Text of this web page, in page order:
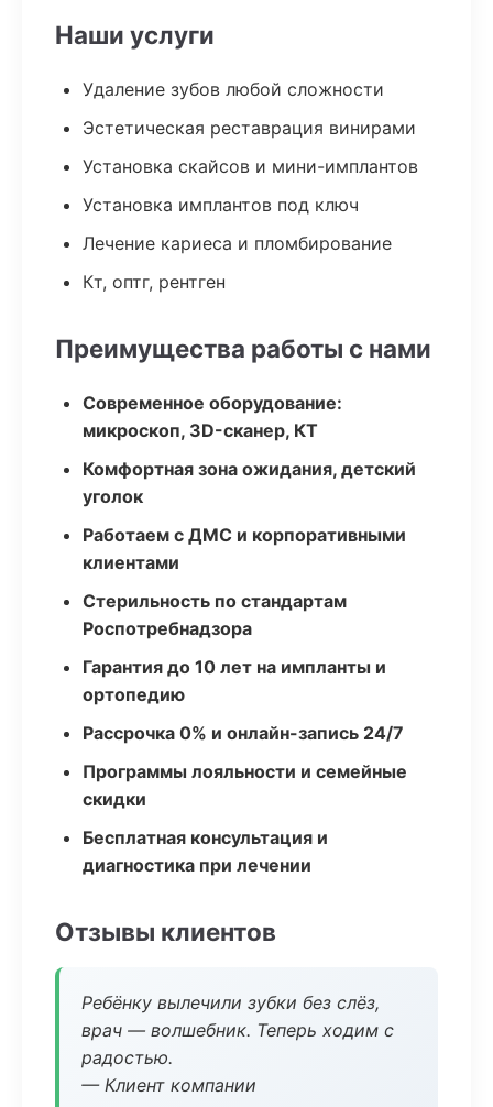
Наши услуги
Удаление зубов любой сложности
Эстетическая реставрация винирами
Установка скайсов и мини-имплантов
Установка имплантов под ключ
Лечение кариеса и пломбирование
Кт, оптг, рентген
Преимущества работы с нами
Современное оборудование:
микроскоп, 3D-сканер, КТ
Комфортная зона ожидания, детский
уголок
Работаем с ДМС и корпоративными
клиентами
Стерильность по стандартам
Роспотребнадзора
Гарантия до 10 лет на импланты и
ортопедию
Рассрочка 0% и онлайн-запись 24/7
Программы лояльности и семейные
скидки
Бесплатная консультация и
диагностика при лечении
Отзывы клиентов
Ребёнку вылечили зубки без слёз,
врач — волшебник. Теперь ходим с
радостью.
— Клиент компании